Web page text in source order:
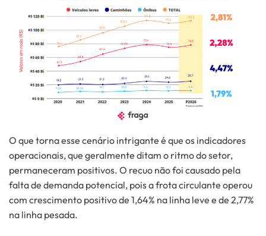
O que torna esse cenário intrigante é que os indicadores
operacionais, que geralmente ditam o ritmo do setor,
permaneceram positivos. O recuo não foi causado pela
falta de demanda potencial, pois a frota circulante operou
com crescimento positivo de 1,64% na linha leve e de 2,77%
na linha pesada.